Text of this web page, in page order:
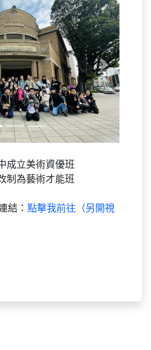
Next
成立美術資優班
制為藝術才能班
結： 點擊我前往（另開視